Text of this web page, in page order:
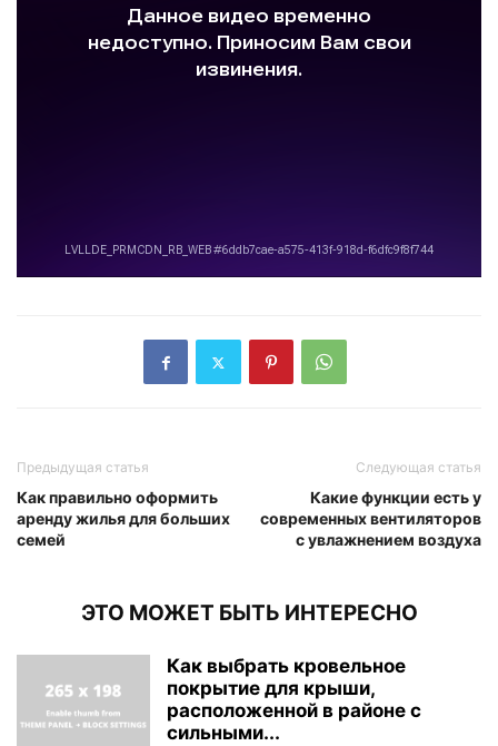
Предыдущая статья
Как правильно оформить
аренду жилья для больших
семей
Следующая статья
Какие функции есть у
современных вентиляторов
с увлажнением воздуха
ЭТО МОЖЕТ БЫТЬ ИНТЕРЕСНО
Как выбрать кровельное
покрытие для крыши,
расположенной в районе с
сильными...